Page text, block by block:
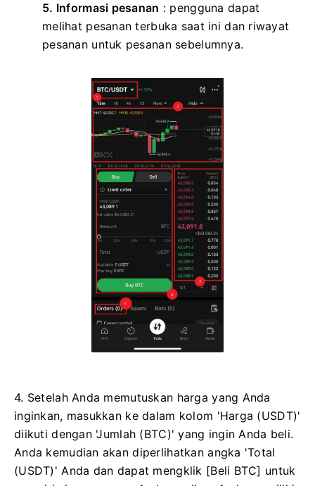
5. Informasi pesanan : pengguna dapat
melihat pesanan terbuka saat ini dan riwayat
pesanan untuk pesanan sebelumnya.
4. Setelah Anda memutuskan harga yang Anda
inginkan, masukkan ke dalam kolom 'Harga (USDT)'
diikuti dengan 'Jumlah (BTC)' yang ingin Anda beli.
Anda kemudian akan diperlihatkan angka 'Total
(USDT)' Anda dan dapat mengklik [Beli BTC] untuk